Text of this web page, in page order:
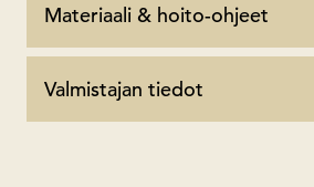
Materiaali & hoito-ohjeet
Valmistajan tiedot